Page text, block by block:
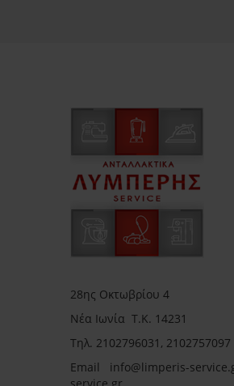
28ης Οκτωβρίου 4
Νέα Ιωνία Τ.Κ. 14231
Τηλ. 2102796031, 2102757097
Email info@limperis-
service.gr